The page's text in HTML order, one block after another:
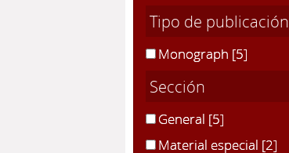
Tipo de publicación
Monograph [5]
Sección
General [5]
Material especial [2]